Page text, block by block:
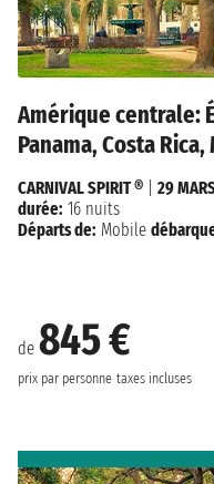
Amérique centrale:
Panama, Costa
de 845 €
prix par personne taxes incluses
CARNIVAL SPIRIT ®
29
durée: 16 nuits
Départs de: Mobile